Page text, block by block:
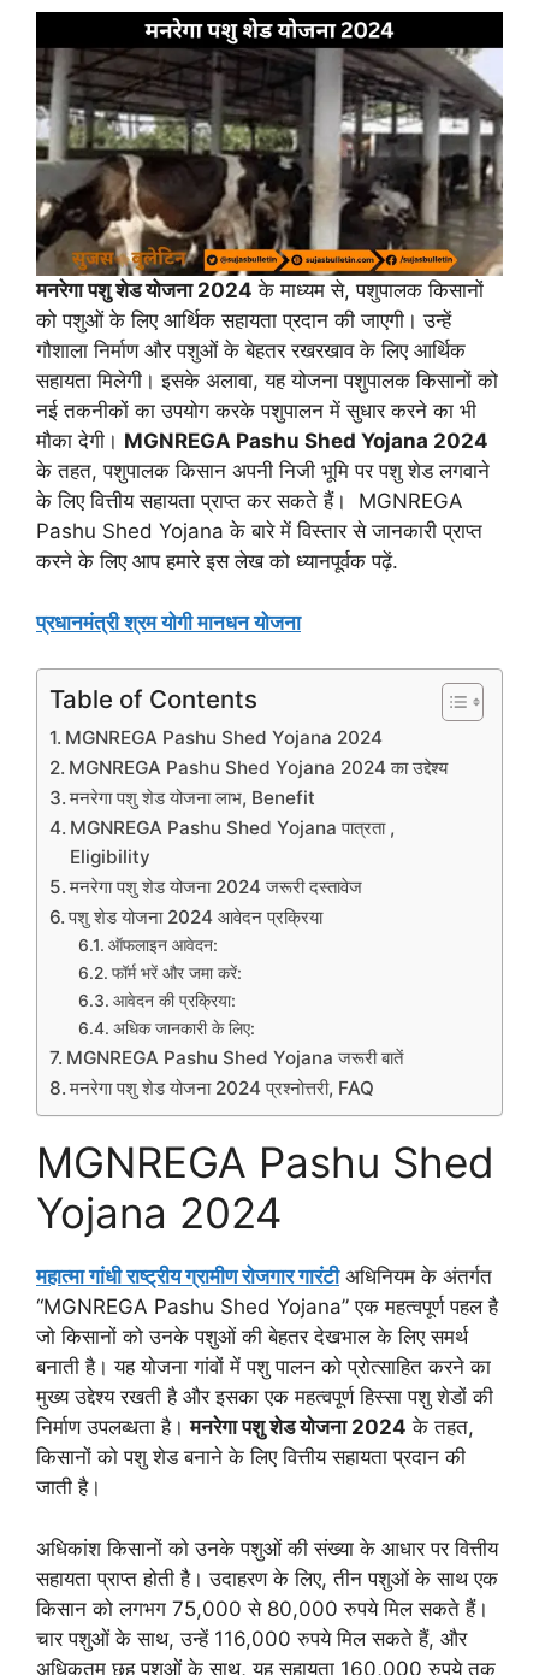
मनरेगा पशु शेड योजना 2024 के माध्यम से, पशुपालक किसानों
को पशुओं के लिए आर्थिक सहायता प्रदान की जाएगी। उन्हें
गौशाला निर्माण और पशुओं के बेहतर रखरखाव के लिए आर्थिक
सहायता मिलेगी। इसके अलावा, यह योजना पशुपालक किसानों को
नई तकनीकों का उपयोग करके पशुपालन में सुधार करने का भी
मौका देगी। MGNREGA Pashu Shed Yojana 2024
के तहत, पशुपालक किसान अपनी निजी भूमि पर पशु शेड लगवाने
के लिए वित्तीय सहायता प्राप्त कर सकते हैं। MGNREGA
Pashu Shed Yojana के बारे में विस्तार से जानकारी प्राप्त
करने के लिए आप हमारे इस लेख को ध्यानपूर्वक पढ़ें.
प्रधानमंत्री श्रम योगी मानधन योजना
Table of Contents
MGNREGA Pashu Shed Yojana 2024
MGNREGA Pashu Shed Yojana 2024 का उद्देश्य
मनरेगा पशु शेड योजना लाभ, Benefit
MGNREGA Pashu Shed Yojana पात्रता ,
Eligibility
मनरेगा पशु शेड योजना 2024 जरूरी दस्तावेज
पशु शेड योजना 2024 आवेदन प्रक्रिया
ऑफलाइन आवेदन:
फॉर्म भरें और जमा करें:
आवेदन की प्रक्रिया:
अधिक जानकारी के लिए:
MGNREGA Pashu Shed Yojana जरूरी बातें
मनरेगा पशु शेड योजना 2024 प्रश्नोत्तरी, FAQ
MGNREGA Pashu Shed
Yojana 2024
महात्मा गांधी राष्ट्रीय ग्रामीण रोजगार गारंटीअधिनियम के अंतर्गत
“MGNREGA Pashu Shed Yojana” एक महत्वपूर्ण पहल है
जो किसानों को उनके पशुओं की बेहतर देखभाल के लिए समर्थ
बनाती है। यह योजना गांवों में पशु पालन को प्रोत्साहित करने का
मुख्य उद्देश्य रखती है और इसका एक महत्वपूर्ण हिस्सा पशु शेडों की
निर्माण उपलब्धता है।मनरेगा पशु शेड योजना 2024 के तहत,
किसानों को पशु शेड बनाने के लिए वित्तीय सहायता प्रदान की
जाती है।
अधिकांश किसानों को उनके पशुओं की संख्या के आधार पर वित्तीय
सहायता प्राप्त होती है। उदाहरण के लिए, तीन पशुओं के साथ एक
किसान को लगभग 75,000 से 80,000 रुपये मिल सकते हैं।
चार पशुओं के साथ, उन्हें 116,000 रुपये मिल सकते हैं, और
अधिकतम छह पशुओं के साथ, यह सहायता 160,000 रुपये तक